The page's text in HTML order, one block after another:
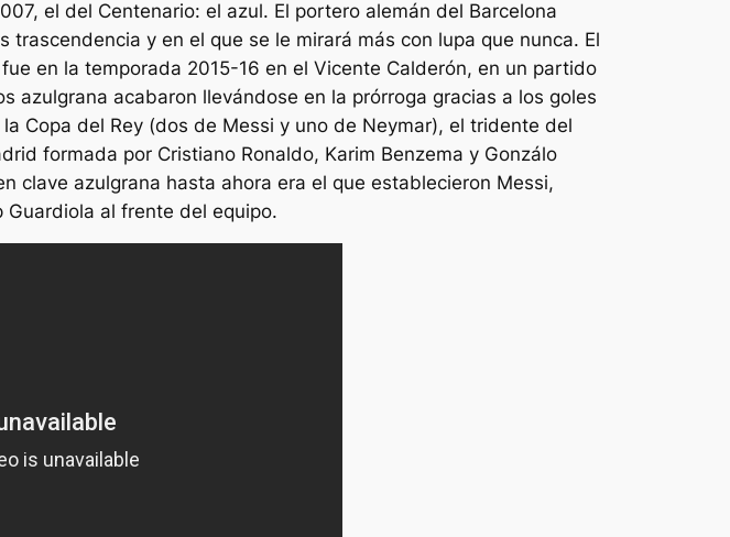
el del Centenario: el azul. El portero alemán del Barcelona
y en el que se le mirará más con lupa que nunca. El
en la temporada 2015-16 en el Vicente Calderón, en un partido
azulgrana acabaron llevándose en la prórroga gracias a los goles
Copa del Rey (dos de Messi y uno de Neymar), el tridente del
formada por Cristiano Ronaldo, Karim Benzema y Gonzálo
clave azulgrana hasta ahora era el que establecieron Messi,
Guardiola al frente del equipo.